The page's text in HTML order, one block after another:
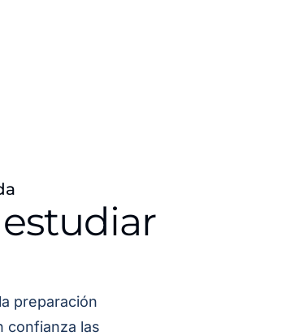
preparación
confianza las